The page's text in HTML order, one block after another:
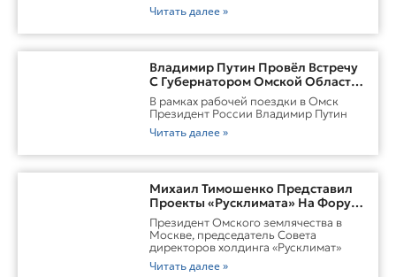
Читать далее »
Владимир Путин Провёл Встречу
С Губернатором Омской Области
Виталием ХоценкоИсточник
В рамках рабочей поездки в Омск
Президент России Владимир Путин
Читать далее »
Михаил Тимошенко Представил
Проекты «Русклимата» На Форуме
России И Казахстана
Президент Омского землячества в
Москве, председатель Совета
директоров холдинга «Русклимат»
Читать далее »